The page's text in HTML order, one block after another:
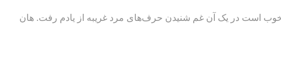
خوب است در یک آن غم شنیدن حرف‌های مرد غریبه از یادم رفت. هان